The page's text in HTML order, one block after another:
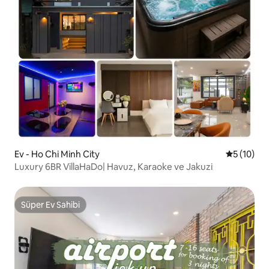
Ev - Ho Chi Minh City 55 (10)
Luxury 6BR VillaHaDo| Havuz, Karaoke ve Jakuzi
Süper Ev Sahibi
Süper Ev Sahibi